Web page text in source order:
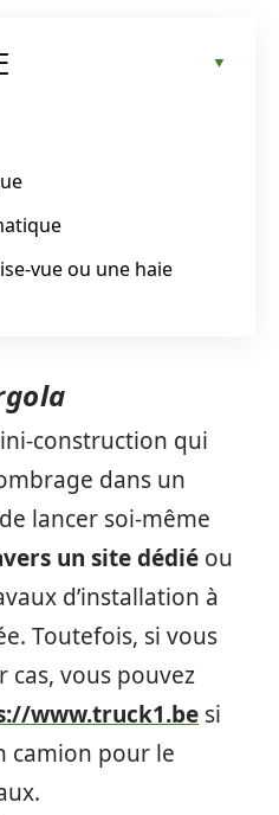
vue ou une haie
construction qui
dans un
lancer soi-même
un site dédié ou
d’installation à
Toutefois, si vous
vous pouvez
www.truck1.be si
camion pour le